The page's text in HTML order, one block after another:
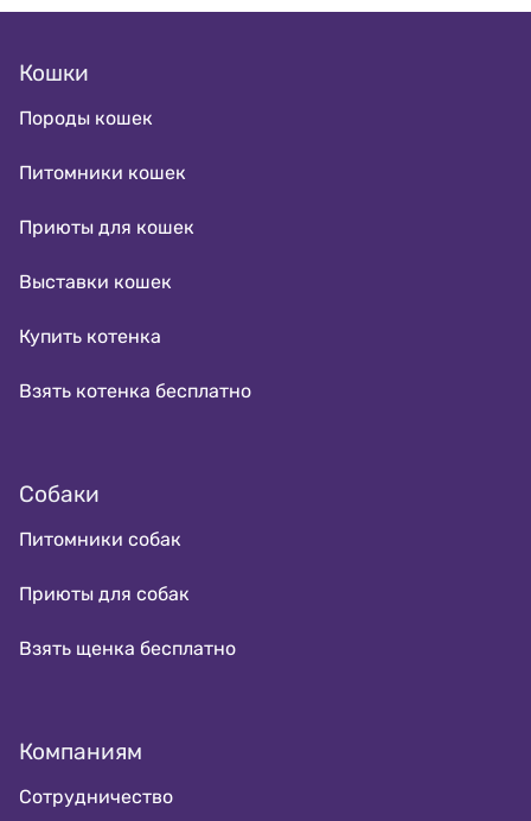
Кошки
Породы кошек
Питомники кошек
Приюты для кошек
Выставки кошек
Купить котенка
Взять котенка бесплатно
Собаки
Питомники собак
Приюты для собак
Взять щенка бесплатно
Компаниям
Сотрудничество